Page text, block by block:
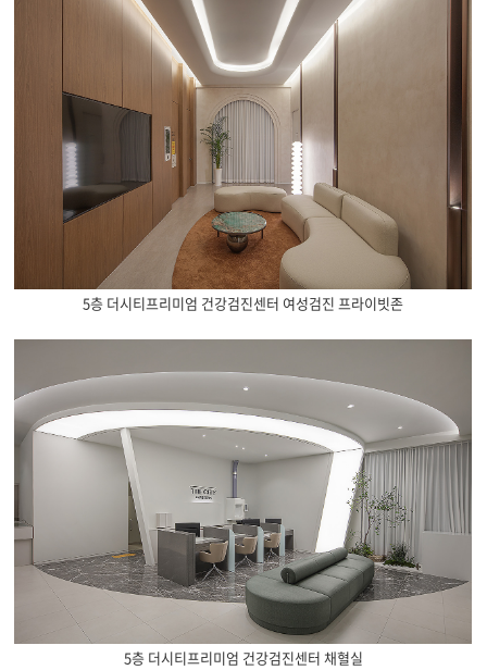
5층 더시티프리미엄 건강검진센터 여성검진 프라이빗존
5층 더시티프리미엄 건강검진센터 채혈실